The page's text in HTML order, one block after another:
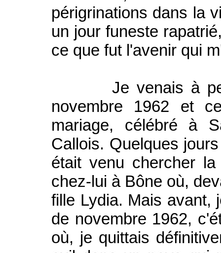
périgrinations dans la
un jour funeste
ce que fut l'avenir qui
Je venais à
novembre 1962 et
mariage, célébré à
Callois. Quelques
était venu chercher
chez-lui à Bône où,
fille Lydia. Mais avant,
de novembre 1962,
où, je quittais